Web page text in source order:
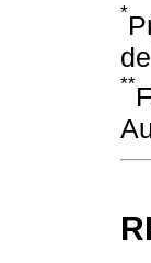
*
**